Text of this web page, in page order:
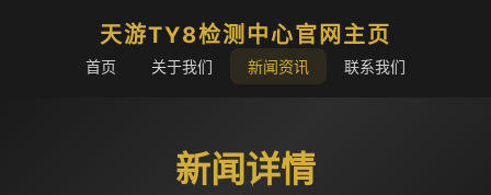
天游TY8检测中心官网主页
首页 关于我们 新闻资讯 联系我们
新闻详情